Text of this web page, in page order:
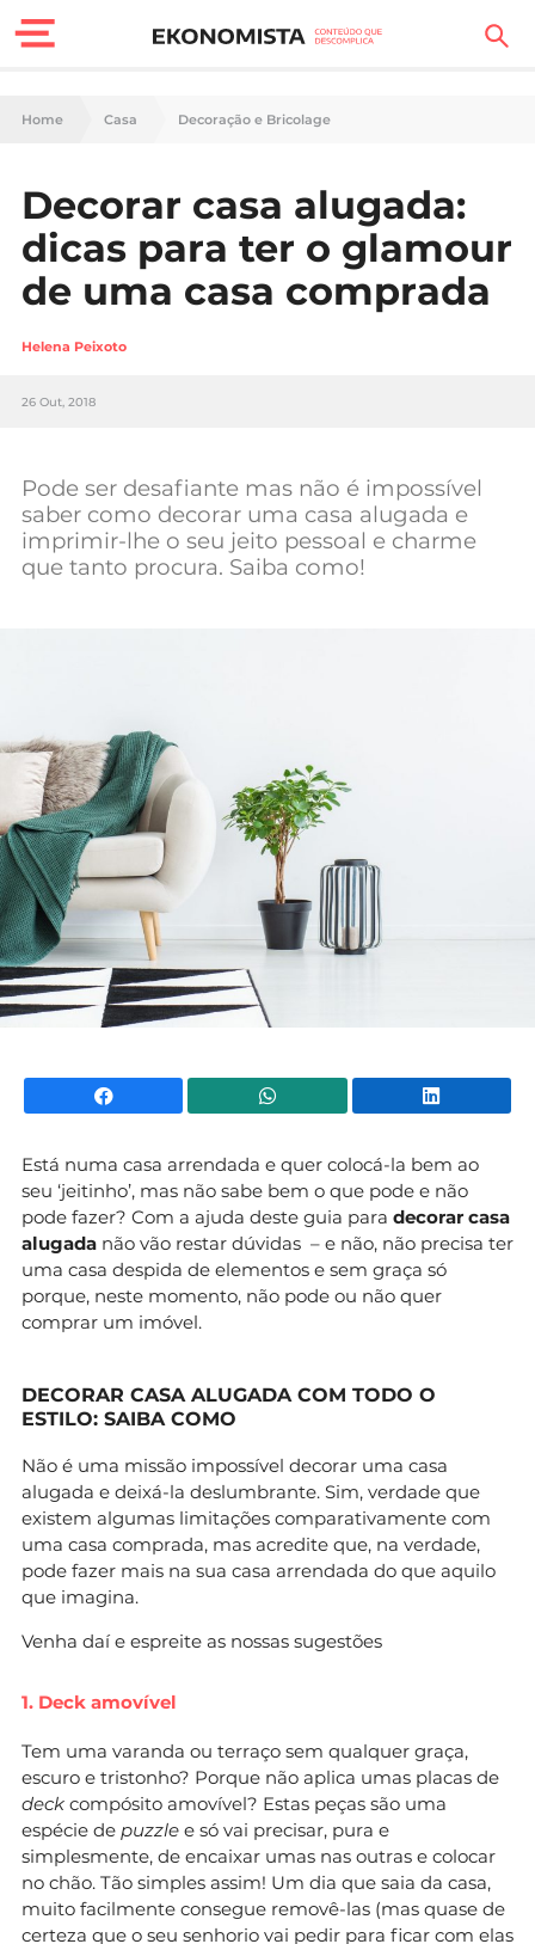
Finanças Pessoais
Carreira
Casa
Lifestyle
Sociedade
Negócios
Mundial 2026
Home Casa Decoração e Bricolage
Decorar casa alugada:
dicas para ter o glamour
de uma casa comprada
Helena Peixoto
26 Out, 2018
Pode ser desafiante mas não é impossível
saber como decorar uma casa alugada e
imprimir-lhe o seu jeito pessoal e charme
que tanto procura. Saiba como!
Facebook WhatsApp
Está numa casa arrendada e quer colocá-la bem ao
seu ‘jeitinho’, mas não sabe bem o que pode e não
pode fazer? Com a ajuda deste guia para decorar casa
alugada não vão restar dúvidas – e não, não precisa ter
uma casa despida de elementos e sem graça só
porque, neste momento, não pode ou não quer
comprar um imóvel.
DECORAR CASA ALUGADA COM TODO O
ESTILO: SAIBA COMO
Não é uma missão impossível decorar uma casa
alugada e deixá-la deslumbrante. Sim, verdade que
existem algumas limitações comparativamente com
uma casa comprada, mas acredite que, na verdade,
pode fazer mais na sua casa arrendada do que aquilo
que imagina.
Venha daí e espreite as nossas sugestões
1. Deck amovível
Tem uma varanda ou terraço sem qualquer graça,
escuro e tristonho? Porque não aplica umas placas de
deck compósito amovível? Estas peças são uma
espécie de puzzle e só vai precisar, pura e
simplesmente, de encaixar umas nas outras e colocar
no chão. Tão simples assim! Um dia que saia da casa,
muito facilmente consegue removê-las (mas quase de
certeza que o seu senhorio vai pedir para ficar com elas